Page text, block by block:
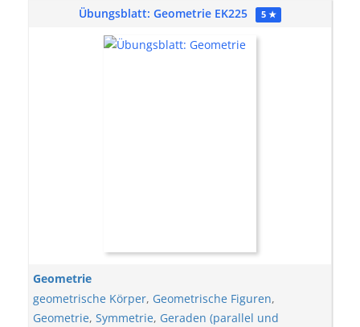
Übungsblatt: Geometrie EK225 5 ★
Geometrie
geometrische Körper, Geometrische Figuren,
Geometrie, Symmetrie, Geraden (parallel und